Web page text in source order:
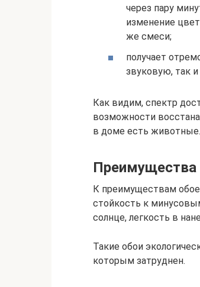
через пару
изменение
же смеси;
получает
звуковую, так
Как видим, спектр
возможности
в доме есть животные.
Преимущества
К преимуществам
стойкость к
солнце, легкость в
Такие обои
которым затруднен.